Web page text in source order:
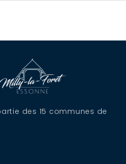
des 15 communes de